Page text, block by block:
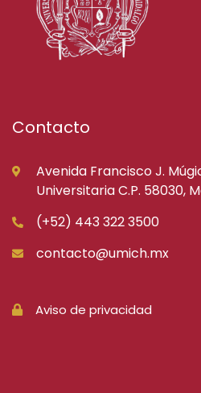
Contacto
Avenida Francisco J.
Universitaria C.P. 58030,
(+52) 443 322 3500
contacto@umich.mx
Aviso de privacidad